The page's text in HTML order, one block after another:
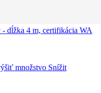
dĺžka 4 m, certifikácia WA
množstvo Snížit